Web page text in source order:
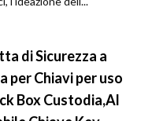
di Sicurezza a
per Chiavi per uso
Box Custodia,Al